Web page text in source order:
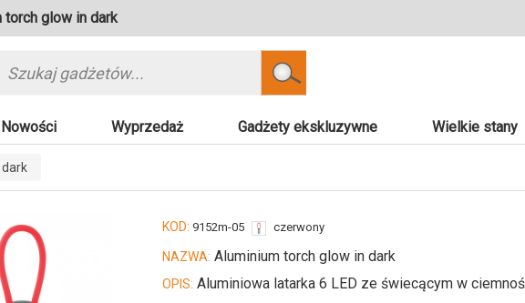
torch glow in dark
Szukaj
Nowości Wyprzedaż Gadżety ekskluzywne Wielkie stany
KOD: 9152m-05 czerwony
NAZWA: Aluminium torch glow in dark
OPIS: Aluminiowa latarka 6 LED ze świecącym w